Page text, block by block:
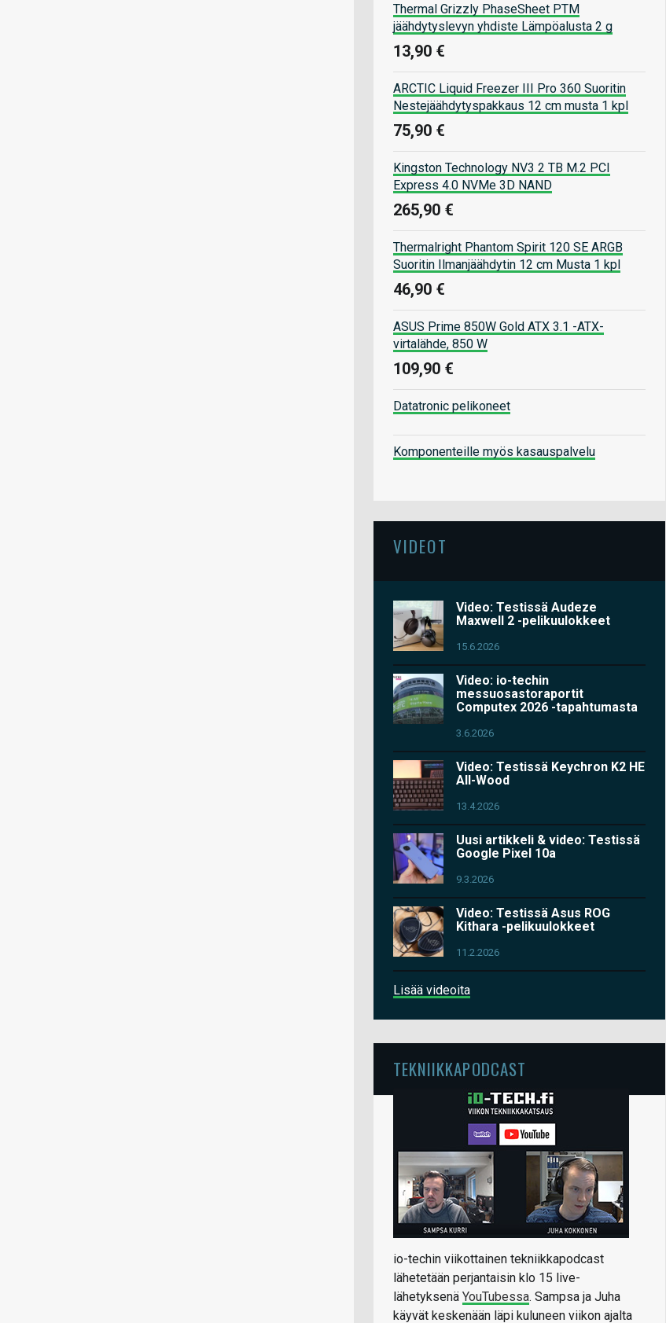
Thermal Grizzly PhaseSheet PTM
jäähdytyslevyn yhdiste Lämpöalusta 2 g
13,90 €
ARCTIC Liquid Freezer III Pro 360 Suoritin
Nestejäähdytyspakkaus 12 cm musta 1 kpl
75,90 €
Kingston Technology NV3 2 TB M.2 PCI
Express 4.0 NVMe 3D NAND
265,90 €
Thermalright Phantom Spirit 120 SE ARGB
Suoritin Ilmanjäähdytin 12 cm Musta 1 kpl
46,90 €
ASUS Prime 850W Gold ATX 3.1 -ATX-
virtalähde, 850 W
109,90 €
Datatronic pelikoneet
Komponenteille myös kasauspalvelu
VIDEOT
Video: Testissä Audeze
Maxwell 2 -pelikuulokkeet
15.6.2026
Video: io-techin
messuosastoraportit
Computex 2026 -tapahtumasta
3.6.2026
Video: Testissä Keychron K2 HE
All-Wood
13.4.2026
Uusi artikkeli & video: Testissä
Google Pixel 10a
9.3.2026
Video: Testissä Asus ROG
Kithara -pelikuulokkeet
11.2.2026
Lisää videoita
TEKNIIKKAPODCAST
io-techin viikottainen tekniikkapodcast
lähetetään perjantaisin klo 15 live-
lähetyksenä YouTubessa. Sampsa ja Juha
käyvät keskenään läpi kuluneen viikon ajalta